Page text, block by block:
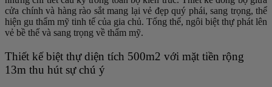
cửa chính và hàng rào sắt mang lại vẻ đẹp quý phái, sang trọng, thể
hiện gu thẩm mỹ tinh tế của gia chủ. Tổng thể, ngôi biệt thự phát lên
vẻ bề thế và sang trọng về thẩm mỹ.
Thiết kế biệt thự diện tích 500m2 với mặt tiền rộng
13m thu hút sự chú ý